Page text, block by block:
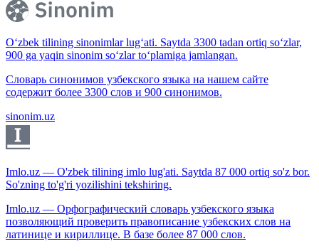
O‘zbek tilining sinonimlar lug‘ati. Saytda 3300 tadan ortiq so‘zlar,
900 ga yaqin sinonim so‘zlar to‘plamiga jamlangan.
Словарь синонимов узбекского языка на нашем сайте
содержит более 3300 слов и 900 синонимов.
sinonim.uz
Imlo.uz — O'zbek tilining imlo lug'ati. Saytda 87 000 ortiq so'z bor.
So'zning to'g'ri yozilishini tekshiring.
Imlo.uz — Орфографический словарь узбекского языка
позволяющий проверить правописание узбекских слов на
латинице и кириллице. В базе более 87 000 слов.